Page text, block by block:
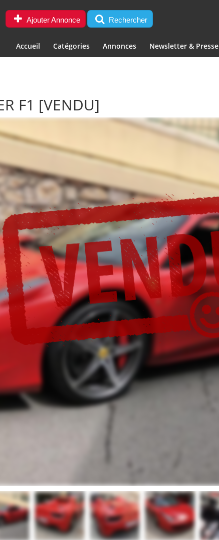
Ajouter Annonce Rechercher
Accueil Catégories Annonces Newsletter & Presse
F1 [VENDU]